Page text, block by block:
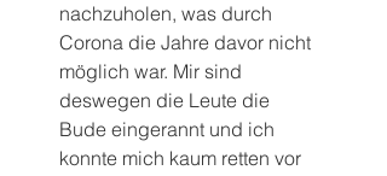
nachzuholen, was durch
Corona die Jahre davor nicht
möglich war. Mir sind
deswegen die Leute die
Bude eingerannt und ich
konnte mich kaum retten vor